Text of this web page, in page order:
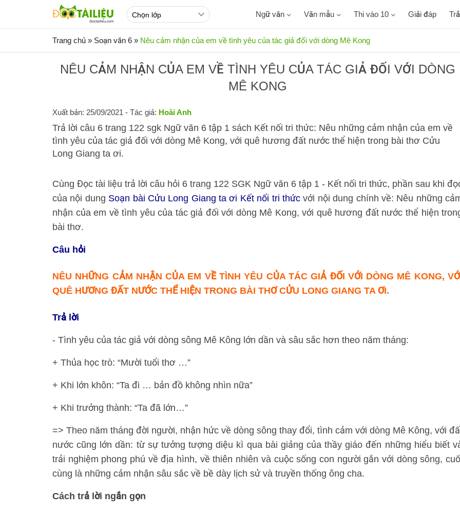
Ngữ văn Văn mẫu Thi vào 10 Giải đáp
Trang chủ » Soạn văn 6 » Nêu cảm nhận của em về tình yêu của tác giả đối với dòng Mê Kong
NÊU CẢM NHẬN CỦA EM VỀ TÌNH YÊU CỦA TÁC GIẢ ĐỐI VỚI DÒNG
MÊ KONG
Xuất bản: 25/09/2021 - Tác giả: Hoài Anh
Trả lời câu 6 trang 122 sgk Ngữ văn 6 tập 1 sách Kết nối tri thức: Nêu những cảm nhận của em về
tình yêu của tác giả đối với dòng Mê Kong, với quê hương đất nước thể hiện trong bài thơ Cửu
Long Giang ta ơi.
Cùng Đọc tài liệu trả lời câu hỏi 6 trang 122 SGK Ngữ văn 6 tập 1 - Kết nối tri thức, phần sau khi
của nội dung Soạn bài Cửu Long Giang ta ơi Kết nối tri thứcvới nội dung chính về: Nêu những
nhận của em về tình yêu của tác giả đối với dòng Mê Kong, với quê hương đất nước thể hiện
bài thơ.
Câu hỏi
NÊU NHỮNG CẢM NHẬN CỦA EM VỀ TÌNH YÊU CỦA TÁC GIẢ ĐỐI VỚI DÒNG MÊ KONG,
QUÊ HƯƠNG ĐẤT NƯỚC THỂ HIỆN TRONG BÀI THƠ CỬU LONG GIANG TA ƠI.
Trả lời
- Tình yêu của tác giả với dòng sông Mê Kông lớn dần và sâu sắc hơn theo năm tháng:
+ Thủa học trò: “Mười tuổi thơ …”
+ Khi lớn khôn: “Ta đi … bản đồ không nhìn nữa”
+ Khi trưởng thành: “Ta đã lớn…”
=> Theo năm tháng đời người, nhận hức về dòng sông thay đổi, tình cảm với dòng Mê Kông, với
nước cũng lớn dần: từ sự tưởng tượng diệu kì qua bài giảng của thầy giáo đến những hiểu biết
trải nghiệm phong phú về địa hình, về thiên nhiên và cuộc sống con người gắn với dòng sông,
cùng là những cảm nhận sâu sắc về bề dày lịch sử và truyền thống ông cha.
Cách trả lời ngắn gọn